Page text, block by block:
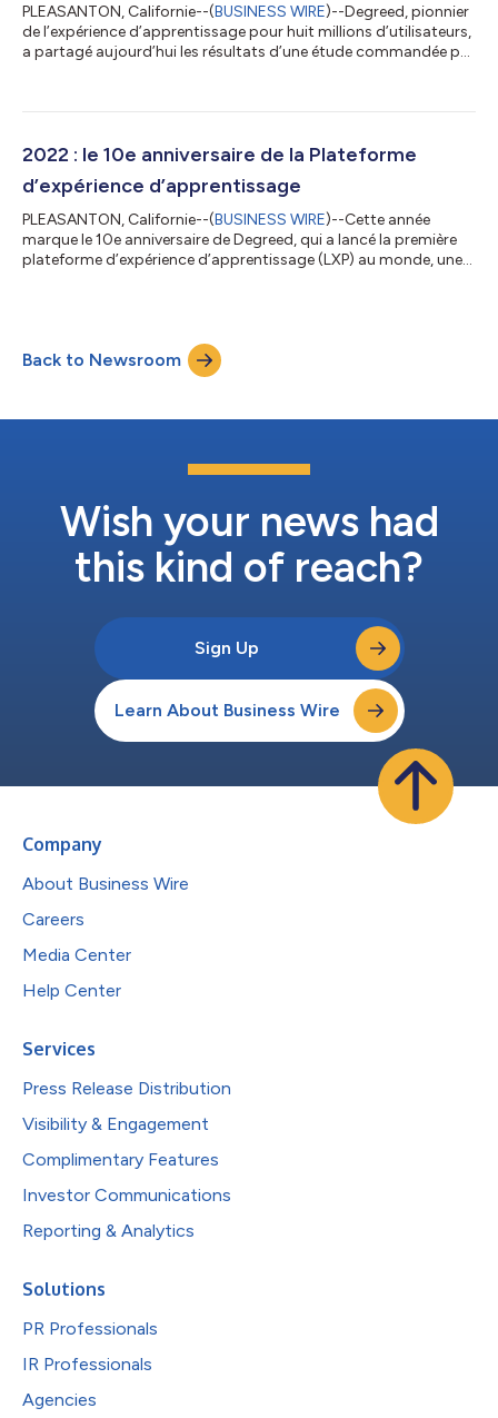
PLEASANTON, Californie--(BUSINESS WIRE)--Degreed, pionnier
de l’expérience d’apprentissage pour huit millions d’utilisateurs,
a partagé aujourd’hui les résultats d’une étude commandée par
menée par Forrester Consulting, a révélé que les organisations
rapide pour les nouveaux employés, une démocratisation de
2022 : le 10e anniversaire de la Plateforme
d’expérience d’apprentissage
PLEASANTON, Californie--(BUSINESS WIRE)--Cette année
marque le 10e anniversaire de Degreed, qui a lancé la première
plateforme d’expérience d’apprentissage (LXP) au monde, une
apprentissage. La LXP de Degreed a depuis été adoptée par de
nombreuses entreprises du Fortune 500 et du Global 2 000,
Back to Newsroom
Wish your news had
this kind of reach?
Sign Up
Learn About Business Wire
Company
About Business Wire
Careers
Media Center
Help Center
Services
Press Release Distribution
Visibility & Engagement
Complimentary Features
Investor Communications
Reporting & Analytics
Solutions
PR Professionals
IR Professionals
Agencies